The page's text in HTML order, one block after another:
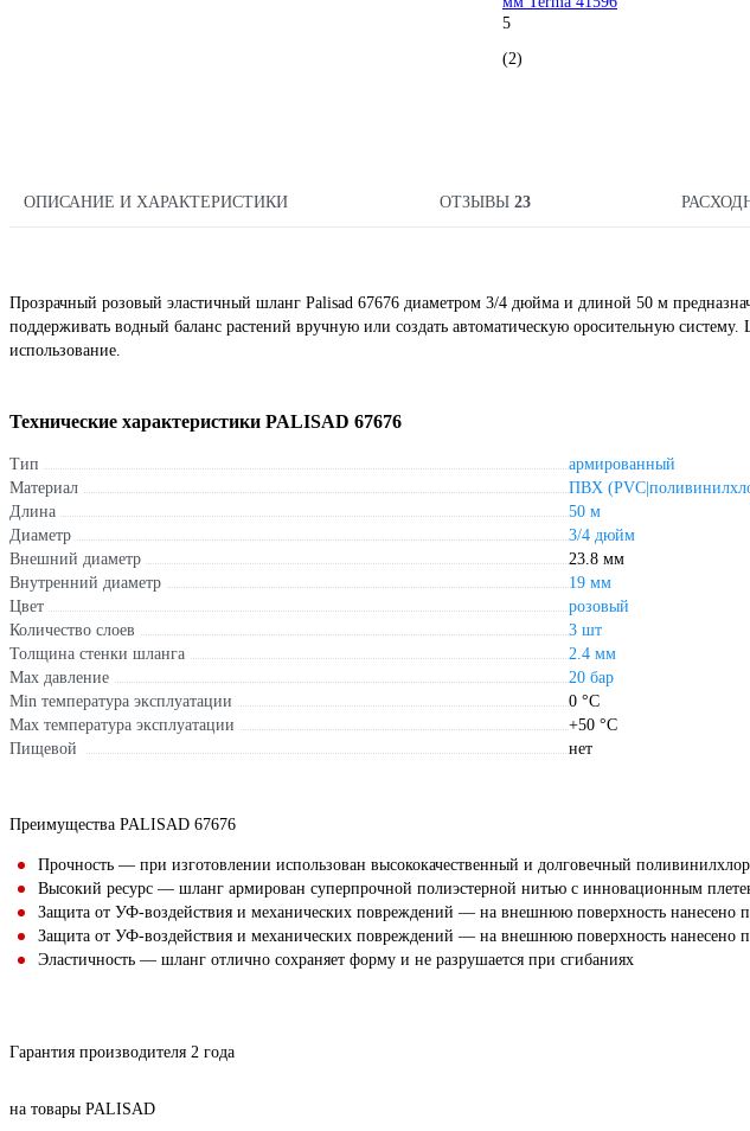
5
(2)
ОПИСАНИЕ И ХАРАКТЕРИСТИКИ ОТЗЫВЫ 23
Прозрачный розовый эластичный шланг Palisad 67676 диаметром 3/4 дюйма и длиной 50 м
поддерживать водный баланс растений вручную или создать автоматическую оросительную
использование.
Технические характеристики PALISAD 67676
Тип
армированный
Материал
ПВХ
Длина
50 м
Диаметр
3/4 дюйм
Внешний диаметр
23.8 мм
Внутренний диаметр
19 мм
Цвет
розовый
Количество слоев
3 шт
Толщина стенки шланга
2.4 мм
Max давление
20 бар
Min температура эксплуатации
0 °С
Мах температура эксплуатации
+50 °С
Пищевой
нет
Преимущества PALISAD 67676
Прочность — при изготовлении использован высококачественный и долговечный
Высокий ресурс — шланг армирован суперпрочной полиэстерной нитью с инновационным
Защита от УФ-воздействия и механических повреждений — на внешнюю поверхность нанесено
Защита от УФ-воздействия и механических повреждений — на внешнюю поверхность нанесено
Эластичность — шланг отлично сохраняет форму и не разрушается при сгибаниях
Гарантия производителя 2 года
на товары PALISAD